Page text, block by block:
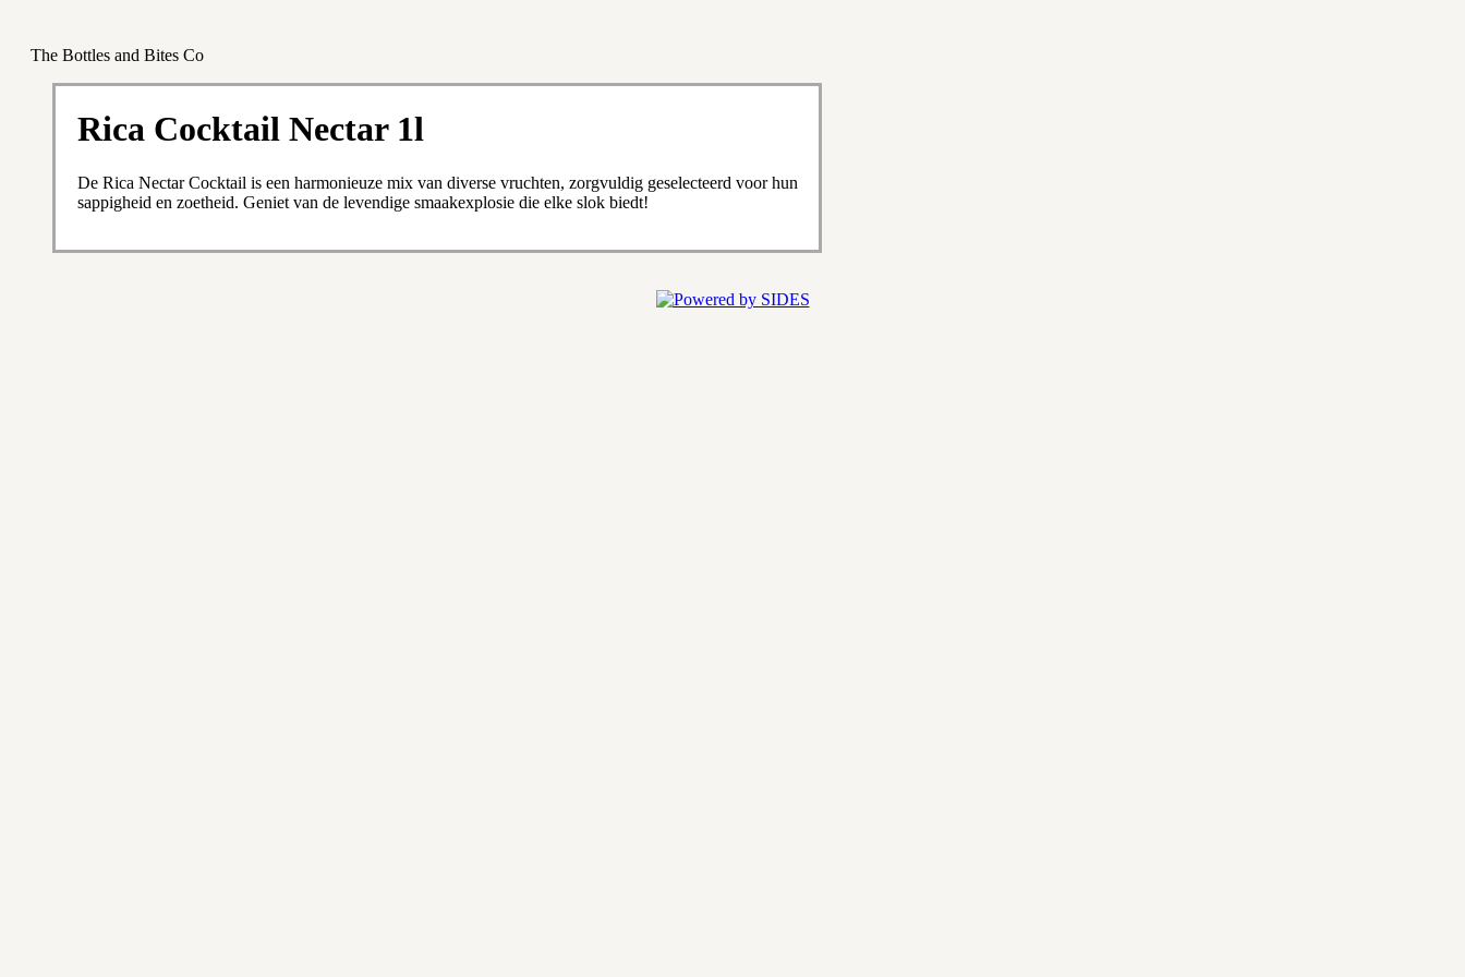
The Bottles and Bites Co
Rica Cocktail Nectar 1l
De Rica Nectar Cocktail is een harmonieuze mix van diverse vruchten, zorgvuldig geselecteerd voor hun
sappigheid en zoetheid. Geniet van de levendige smaakexplosie die elke slok biedt!